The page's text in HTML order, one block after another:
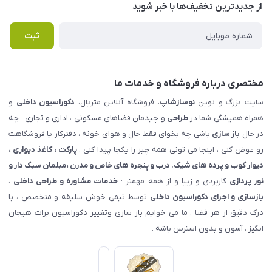
درباره ما
راهنما
پرسش های متداول
از جدید‌ترین تخفیف‌ها با‌ خبر شوید
ثبت
مختصری درباره فروشگاه و خدمات ما
سایت بزرگ و نویننوسازشاپ، فروشگاه آنلاین متریال، دکوراسیون داخلی و
همراه همیشگی شما درطراحی و چیدمان فضاهای مسکونی ، اداری و تجاری . چه
در حال باز سازی باشی چه بخوای فقط حال و هوای خونه ، دفترکار یا فروشگاهت
رو عوض کنی ، اینجا می تونی همه چیز را یکجا پیدا کنی :پارکت ، کاغذ دیواری ،
دیوار کوب و پرده های شیک. درب و پنجره های خاص و مدرن ،مبلمان سبک دار و
نور پردازی کاربردی و زیبا و از همه مهمتر : خدمات مشاوره و طراحی داخلی ،
بازسازی و اجرای دکوراسیون داخلی توسط تیمی خوش سلیقه و متخصص ، با
درک دقیق از هر فضا . ما می خوایم باز سازی وتغییر دکوراسیون برات هیجان
انگیز ، آسون و بدون استرس باشه .